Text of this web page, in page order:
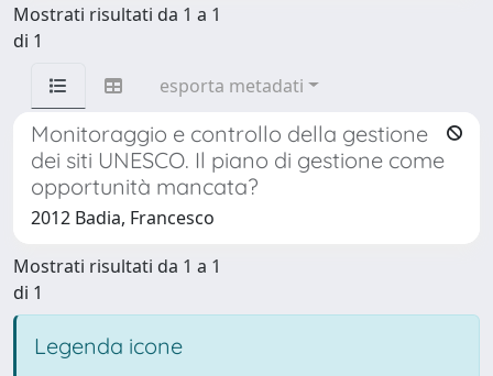
Mostrati risultati da 1 a 1
di 1
esporta metadati
Monitoraggio e controllo della gestione
dei siti UNESCO. Il piano di gestione come
opportunità mancata?
2012 Badia, Francesco
Mostrati risultati da 1 a 1
di 1
Legenda icone